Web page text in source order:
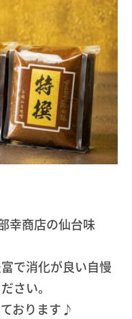
幸商店の仙台味
で消化が良い自慢
さい。
おります♪